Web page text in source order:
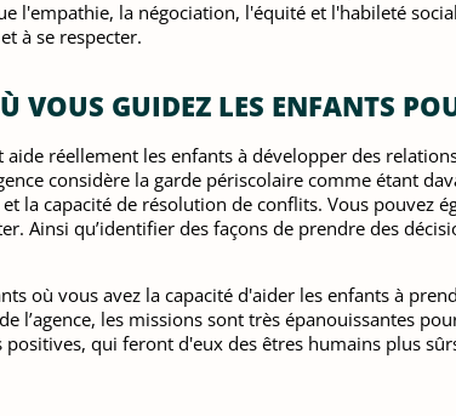
l'empathie, la négociation, l'équité et l'habileté
à se respecter.
VOUS GUIDEZ LES ENFANTS
aide réellement les enfants à développer des
considère la garde périscolaire comme étant
la capacité de résolution de conflits. Vous pouvez
Ainsi qu’identifier des façons de prendre des
où vous avez la capacité d'aider les enfants à
l’agence, les missions sont très épanouissantes
qui feront d'eux des êtres humains plus